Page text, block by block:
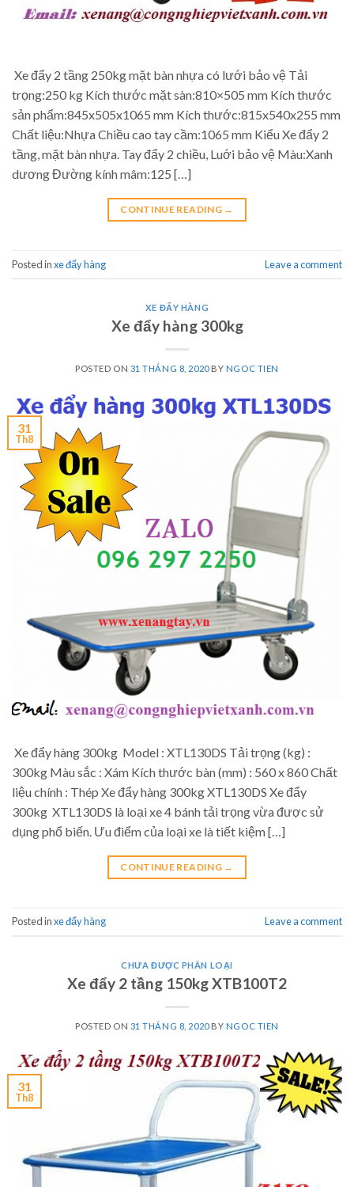
Xe đẩy 2 tầng 250kg mặt bàn nhựa có lưới bảo vệ Tải
trọng:250 kg Kích thước mặt sàn:810×505 mm Kích thước
sản phẩm:845x505x1065 mm Kích thước:815x540x255 mm
Chất liệu:Nhựa Chiều cao tay cầm:1065 mm Kiểu Xe đẩy 2
tầng, mặt bàn nhựa. Tay đẩy 2 chiều, Luới bảo vệ Màu:Xanh
dương Đường kính mâm:125 […]
CONTINUE READING →
Posted inxe đẩy hàng Leave a comment
XE ĐẨY HÀNG
Xe đẩy hàng 300kg
POSTED ON 31 THÁNG 8, 2020BY NGOC TIEN
31
Th8
Xe đẩy hàng 300kg Model : XTL130DS Tải trọng (kg) :
300kg Màu sắc : Xám Kích thước bàn (mm) : 560 x 860 Chất
liệu chính : Thép Xe đẩy hàng 300kg XTL130DS Xe đẩy
300kg XTL130DS là loại xe 4 bánh tải trọng vừa được sử
dụng phổ biến. Ưu điểm của loại xe là tiết kiệm […]
CONTINUE READING →
Posted inxe đẩy hàng Leave a comment
CHƯA ĐƯỢC PHÂN LOẠI
Xe đẩy 2 tầng 150kg XTB100T2
POSTED ON 31 THÁNG 8, 2020BY NGOC TIEN
31
Th8